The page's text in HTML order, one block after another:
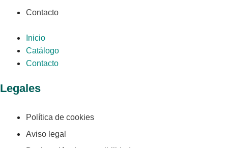
Contacto
Inicio
Catálogo
Contacto
Legales
Política de cookies
Aviso legal